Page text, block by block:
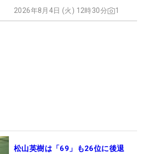
2026年8月4日 (火) 12時30分 1
松山英樹は「69」も26位に後退